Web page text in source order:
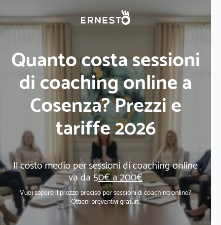
Quanto costa sessioni
di coaching online a
Cosenza? Prezzi e
tariffe 2026
Il costo medio per sessioni di coaching online
va da 50€ a 200€
Vuoi sapere il prezzo preciso per sessioni di coaching online?
Ottieni preventivi gratuiti.